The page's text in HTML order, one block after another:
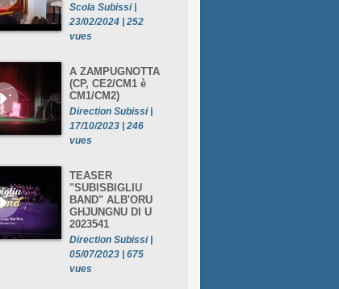
Scola Subissi |
23/02/2024 | 252
vues
A ZAMPUGNOTTA
(CP, CE2/CM1 è
CM1/CM2)
Direction Subissi |
17/10/2023 | 246
vues
TEASER
"SUBISBIGLIU
BAND" ALB'ORU
GHJUNGNU DI U
2023541
Direction Subissi |
05/07/2023 | 675
vues